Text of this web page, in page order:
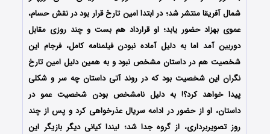
شمال آفریقا منتشر شد؛ در ابتدا امین تارخ قرار بود در نقش حسام،
عموی بهزاد حضور یابد؛ او قرارداد هم بست و چند روزی مقابل
دوربین آمد اما به دلیل آماده نبودن فیلمنامه کامل، فرجام این
شخصیت هم در داستان مشخص نبود و به همین دلیل امین تارخ
نگران این شخصیت بود که در روند آتی داستان چه سر و شکلی
پیدا خواهد کرد؟! به دلیل نامشخص بودن شخصیت عمو در
داستان، او از حضور در ادامه سریال عذرخواهی کرد و پس از چند
روز تصویربرداری، از گروه جدا شد؛ لیندا کیانی دیگر بازیگر این